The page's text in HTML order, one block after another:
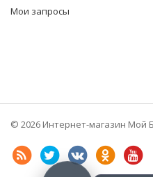
Мои запросы
© 2026 Интернет-магазин Мой